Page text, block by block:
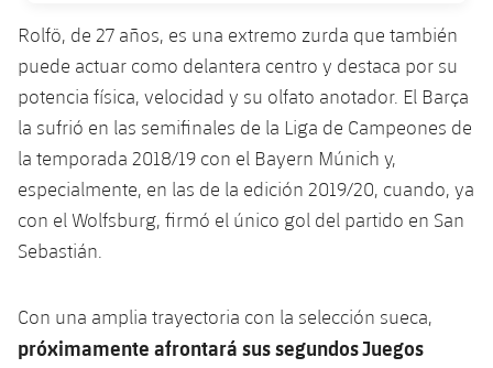
Clasificaciones
Fotos
Palmarés
Historia
Jugadores
Clasificaciones
Cadete
Infantil
Alevín
Primer equipo
Actualidad
Calendario
Entradas
Clasificaciones
Barça Atlètic
plusicon
más
Actualidad
Calendario
Jugadores
Base
plusicon
más
Actualidad
Campus Verano
PLUSICON
Información general
plusicon
más
Rolfö, de 27 años, es una extremo zurda que también
puede actuar como delantera centro y destaca por su
potencia física, velocidad y su olfato anotador. El Barça
la sufrió en las semifinales de la Liga de Campeones de
la temporada 2018/19 con el Bayern Múnich y,
especialmente, en las de la edición 2019/20, cuando, ya
con el Wolfsburg, firmó el único gol del partido en San
Sebastián.
Con una amplia trayectoria con la selección sueca,
próximamente afrontará sus segundos Juegos